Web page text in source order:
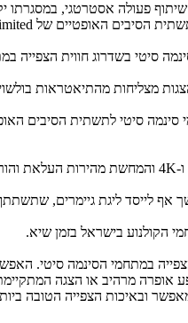
פעולה אסטרטגי, במסגרתו
הסיבים האופטיים של
מצליחות מהתיאטראות בולשוי,
סיטי לתשתית הסיבים
ו-4K והמחשת מהירות העלאת
אף לייסד ליגת גיימרים,
הקולנוע בישראל בזמן שיא.
במתחמי הסינמה סיטי.
אופרה מרהיב או הצגה
ובאיכות הצפייה הטובה